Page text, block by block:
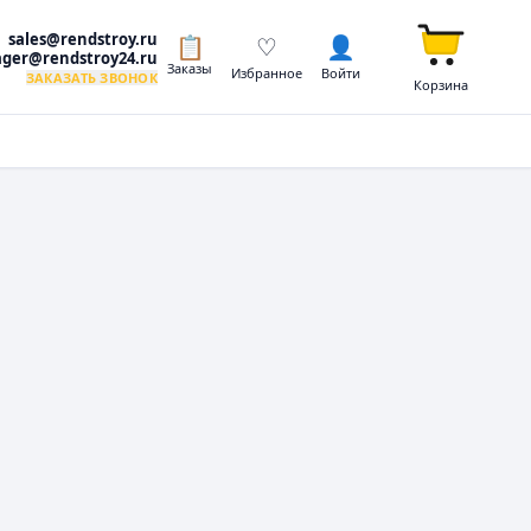
sales@rendstroy.ru
ЗАКАЗАТЬ ЗВОНОК
📋
Заказы
♡
Избранное
👤
Войти
Корзина